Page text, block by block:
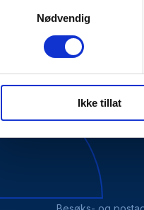
Nødvendig
Ikke tillat
Om oss